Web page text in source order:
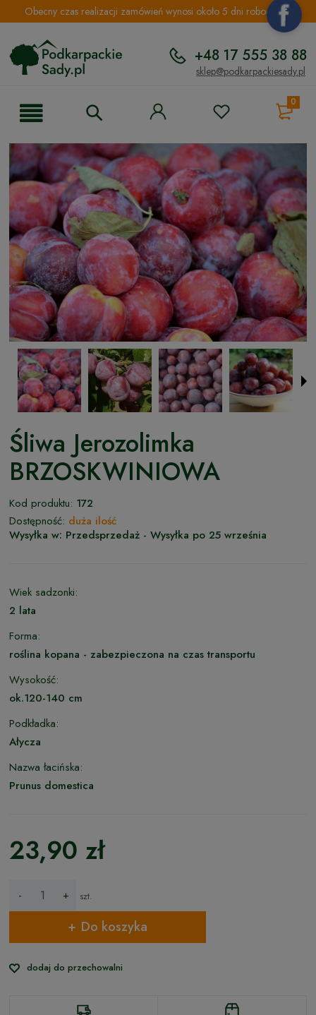
Obecny czas realizacji zamówień wynosi około 5 dni roboczych.
+48 17 555 38 88
sklep@podkarpackiesady.pl
0
Śliwa Jerozolimka
BRZOSKWINIOWA
Kod produktu: 172
Dostępność: duża ilość
Wysyłka w: Przedsprzedaż - Wysyłka po 25 września
Wiek sadzonki:
2 lata
Forma:
roślina kopana - zabezpieczona na czas transportu
Wysokość:
ok.120-140 cm
Podkładka:
Ałycza
Nazwa łacińska:
Prunus domestica
23,90 zł
- + szt.
Do koszyka
dodaj do przechowalni